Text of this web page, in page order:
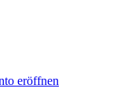
eröffnen